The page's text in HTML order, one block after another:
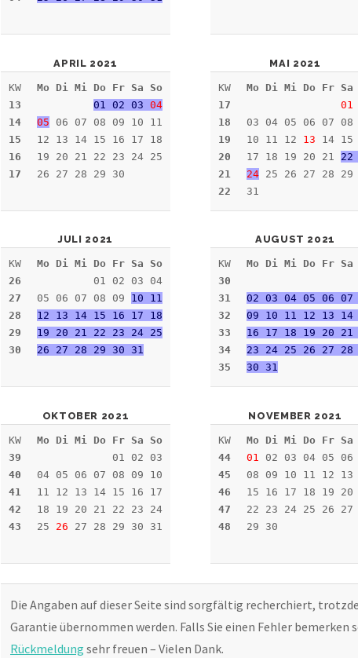
APRIL 2021
KW
13
14
15
16
17
Mo Di Mi Do Fr Sa So
01 02 03 04
05 06 07 08 09 10 11
12 13 14 15 16 17 18
19 20 21 22 23 24 25
26 27 28 29 30
MAI 2021
KW
17
18
19
20
21
22
Mo Di Mi Do Fr Sa
01
03 04 05 06 07 08
10 11 12 13 14 15
17 18 19 20 21 22
2425 26 27 28 29
31
JULI 2021
KW
26
27
28
29
30
Mo Di Mi Do Fr Sa So
01 02 03 04
05 06 07 08 09 10 11
12 13 14 15 16 17 18
19 20 21 22 23 24 25
26 27 28 29 30 31
AUGUST 2021
KW
30
31
32
33
34
35
Mo Di Mi Do Fr Sa
02 03 04 05 06 07
09 10 11 12 13 14
16 17 18 19 20 21
23 24 25 26 27 28
30 31
OKTOBER 2021
KW
39
40
41
42
43
Mo Di Mi Do Fr Sa So
01 02 03
04 05 06 07 08 09 10
11 12 13 14 15 16 17
18 19 20 21 22 23 24
25 26 27 28 29 30 31
NOVEMBER 2021
KW
44
45
46
47
48
Mo Di Mi Do Fr Sa
01
02 03 04 05 06
08 09 10 11 12 13
15 16 17 18 19 20
22 23 24 25 26 27
29 30
Die Angaben auf dieser Seite sind sorgfältig recherchiert,
Garantie übernommen werden. Falls Sie einen Fehler bemerken
Rückmeldung sehr freuen – Vielen Dank.